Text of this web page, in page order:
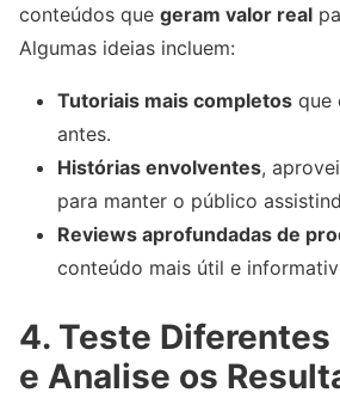
conteúdos que geram valor real
Algumas ideias incluem:
Tutoriais mais completos que
antes.
Histórias envolventes,
para manter o público
Reviews aprofundadas de
conteúdo mais útil e
4. Teste Diferentes
e Analise os